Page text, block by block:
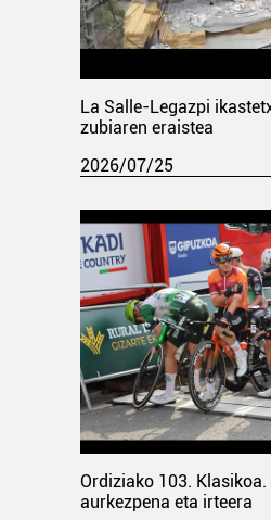
La Salle-Legazpi
zubiaren eraistea
2026/07/25
Ordiziako 103.
aurkezpena eta irteera